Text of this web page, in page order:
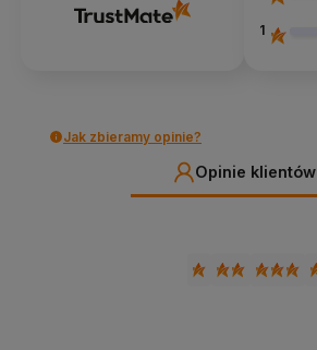
1
Jak zbieramy opinie?
Opinie klientów